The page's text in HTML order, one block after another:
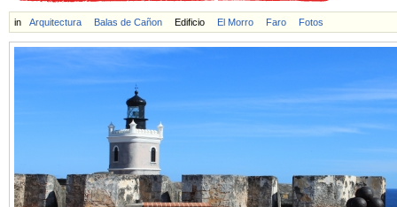
in Arquitectura Balas de Cañon Edificio El Morro Faro Fotos